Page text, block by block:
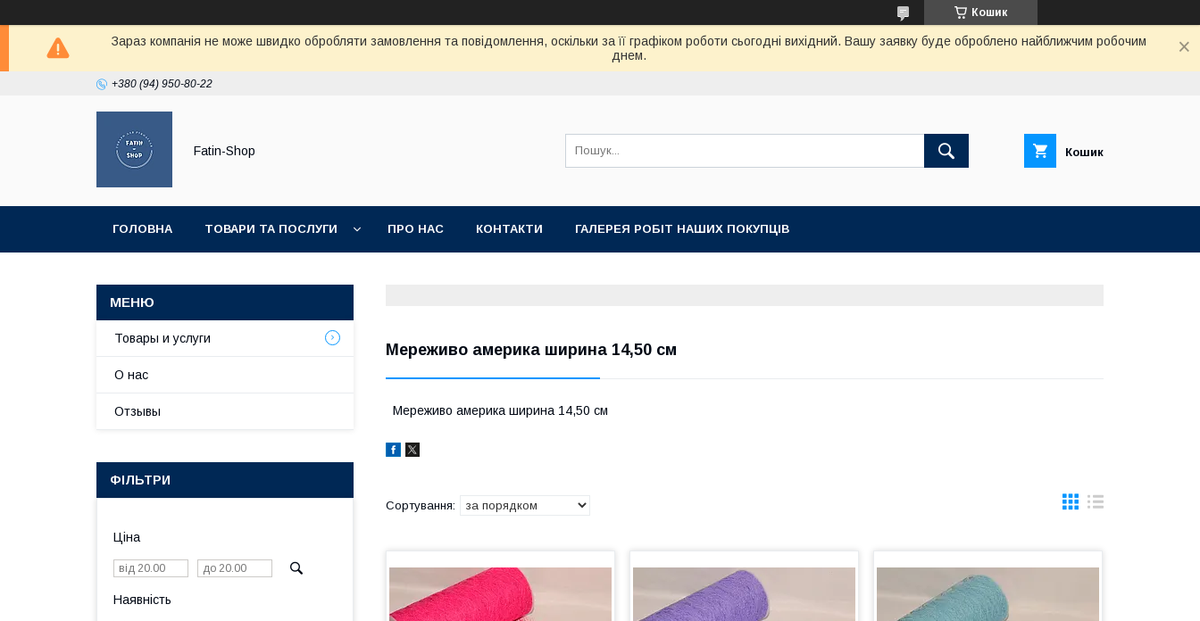
Кошик
Зараз компанія не може швидко обробляти замовлення та повідомлення, оскільки за її графіком роботи сьогодні вихідний. Вашу заявку буде оброблено найближчим робочим
днем.
+380 (94) 950-80-22
Fatin-Shop Кошик
ГОЛОВНА ТОВАРИ ТА ПОСЛУГИ ПРО НАС КОНТАКТИ ГАЛЕРЕЯ РОБІТ НАШИХ ПОКУПЦІВ
Мереживо америка ширина 14,50 см
Мереживо америка ширина 14,50 см
Товары и услуги
О нас
Отзывы
ФІЛЬТРИ
Ціна
Наявність